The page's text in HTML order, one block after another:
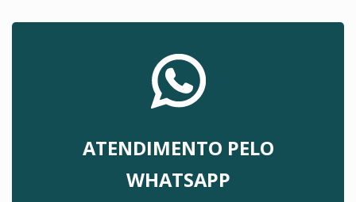
ATENDIMENTO PELO
WHATSAPP